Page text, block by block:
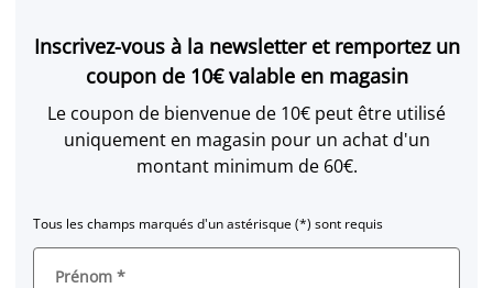
Inscrivez-vous à la newsletter et remportez un
coupon de 10€ valable en magasin
Le coupon de bienvenue de 10€ peut être utilisé
uniquement en magasin pour un achat d'un
montant minimum de 60€.
Tous les champs marqués d'un astérisque (*) sont requis
Prénom *